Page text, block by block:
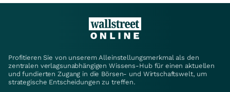
Profitieren Sie von unserem Alleinstellungsmerkmal als den
zentralen verlagsunabhängigen Wissens-Hub für einen aktuellen
und fundierten Zugang in die Börsen- und Wirtschaftswelt, um
strategische Entscheidungen zu treffen.